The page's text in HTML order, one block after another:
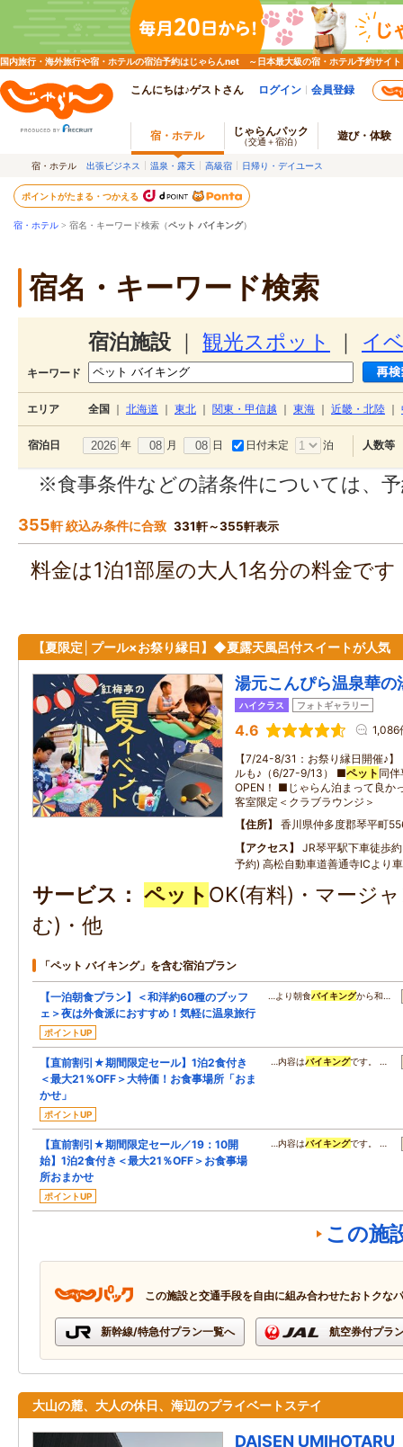
国内旅行・海外旅行や宿・ホテルの宿泊予約はじゃらんnet ～日本最大級の宿・ホテル予約サイト
こんにちは♪ゲストさん ログイン 会員登録
宿・ホテル じゃらんパック
（交通＋宿泊） 遊び・体験
宿・ホテル 出張ビジネス 温泉・露天 高級宿 日帰り・デイユース
ポイントがたまる・つかえる
宿・ホテル > 宿名・キーワード検索（ペット バイキング）
宿名・キーワード検索
宿泊施設 観光スポット イ
キーワード
エリア 全国 北海道 東北 関東・甲信越 東海 近畿・北陸
宿泊日 年 月 日 日付未定 泊 人数等
※食事条件などの諸条件については、
355軒 絞込み条件に合致 331軒～355軒表示
料金は1泊1部屋の大人1名分の料金で
【夏限定│プール×お祭り縁日】◆夏露天風呂付スイートが人気
湯元こんぴら温泉華の
ハイクラス フォトギャラリー
4.6 1,086
【7/24-8/31：お祭り縁日開催♪
ルも♪（6/27-9/13） ■ペット 同
OPEN！ ■じゃらん泊まって良か
客室限定＜クラブラウンジ＞
住所
香川県仲多度郡琴平町
アクセス
JR琴平駅下車徒歩
予約) 高松自動車道善通寺ICより
サービス ペット OK(有料)・マージ
む)・他
「ペット バイキング」を含む宿泊プラン
【一泊朝食プラン】＜和洋約60種のブッフ
ェ＞夜は外食派におすすめ！気軽に温泉旅行
ポイントUP
…より朝食バイキングから和…
【直前割引★期間限定セール】1泊2食付き
＜最大21％OFF＞大特価！お食事場所「おま
かせ」
ポイントUP
…内容はバイキングです。 …
【直前割引★期間限定セール／19：10開
始】1泊2食付き＜最大21％OFF＞お食事場
所おまかせ
ポイントUP
…内容はバイキングです。 …
この施
この施設と交通手段を自由に組み合わせたおトクな
新幹線/特急付プラン一覧へ 航空券付プラ
大山の麓、大人の休日、海辺のプライベートステイ
DAISEN UMIHOTARU